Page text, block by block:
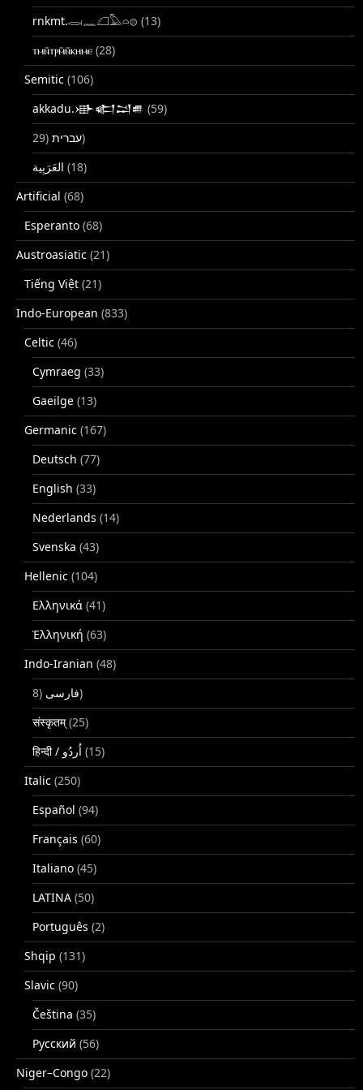
rnkmt.𓂋𓏺𓈖𓆎𓅓𓏏𓊖 (13)
ⲧⲙⲛ̄ⲧⲣⲙ̄ⲛ̄ⲕⲏⲙⲉ (28)
Semitic (106)
akkadu.𒀝𒅗𒁺𒌑 (59)
עברית(29)
(18)
Artificial (68)
Esperanto (68)
Austroasiatic (21)
Tiếng Việt (21)
Indo-European (833)
Celtic (46)
Cymraeg (33)
Gaeilge (13)
Germanic (167)
Deutsch (77)
English (33)
Nederlands (14)
Svenska (43)
Hellenic (104)
Ελληνικά (41)
Ἑλληνική (63)
Indo-Iranian (48)
فارسی(8)
संस्कृतम्(25)
(15)
Italic (250)
Español (94)
Français (60)
Italiano (45)
LATINA (50)
Português (2)
Shqip (131)
Slavic (90)
Čeština (35)
Русский (56)
Niger–Congo (22)